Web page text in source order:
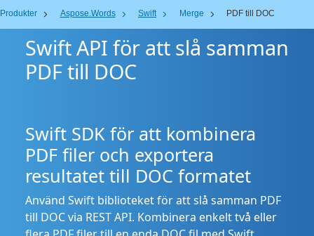
Produkter Aspose.Words Swift Merge PDF till DOC
Swift API för att slå samman
PDF till DOC
Swift SDK för att kombinera
PDF filer och exportera
resultatet till DOC formatet
Använd Swift biblioteket för att slå samman PDF
till DOC via REST API. Kombinera enkelt två eller